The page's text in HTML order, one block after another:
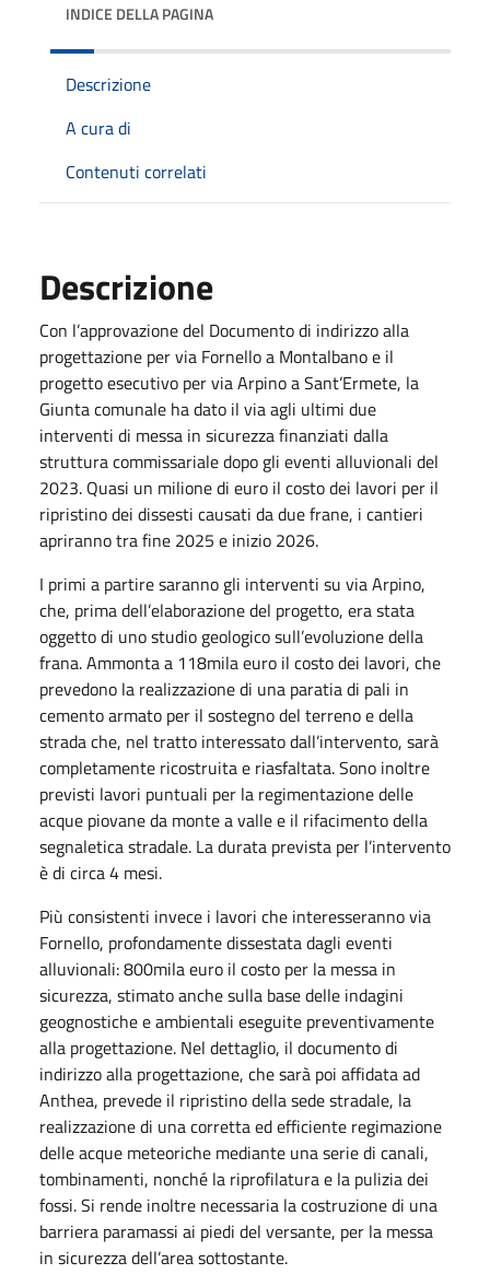
INDICE DELLA PAGINA
Descrizione
A cura di
Contenuti correlati
Descrizione
Con l’approvazione del Documento di indirizzo alla
progettazione per via Fornello a Montalbano e il
progetto esecutivo per via Arpino a Sant’Ermete, la
Giunta comunale ha dato il via agli ultimi due
interventi di messa in sicurezza finanziati dalla
struttura commissariale dopo gli eventi alluvionali del
2023. Quasi un milione di euro il costo dei lavori per il
ripristino dei dissesti causati da due frane, i cantieri
apriranno tra fine 2025 e inizio 2026.
I primi a partire saranno gli interventi su via Arpino,
che, prima dell’elaborazione del progetto, era stata
oggetto di uno studio geologico sull’evoluzione della
frana. Ammonta a 118mila euro il costo dei lavori, che
prevedono la realizzazione di una paratia di pali in
cemento armato per il sostegno del terreno e della
strada che, nel tratto interessato dall’intervento, sarà
completamente ricostruita e riasfaltata. Sono inoltre
previsti lavori puntuali per la regimentazione delle
acque piovane da monte a valle e il rifacimento della
segnaletica stradale. La durata prevista per l’intervento
è di circa 4 mesi.
Più consistenti invece i lavori che interesseranno via
Fornello, profondamente dissestata dagli eventi
alluvionali: 800mila euro il costo per la messa in
sicurezza, stimato anche sulla base delle indagini
geognostiche e ambientali eseguite preventivamente
alla progettazione. Nel dettaglio, il documento di
indirizzo alla progettazione, che sarà poi affidata ad
Anthea, prevede il ripristino della sede stradale, la
realizzazione di una corretta ed efficiente regimazione
delle acque meteoriche mediante una serie di canali,
tombinamenti, nonché la riprofilatura e la pulizia dei
fossi. Si rende inoltre necessaria la costruzione di una
barriera paramassi ai piedi del versante, per la messa
in sicurezza dell’area sottostante.